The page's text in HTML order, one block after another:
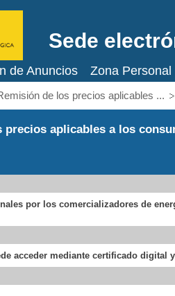
Sede
de Anuncios Zona Personal
de los precios aplicables ...
precios aplicables a los
por los comercializadores de
acceder mediante certificado